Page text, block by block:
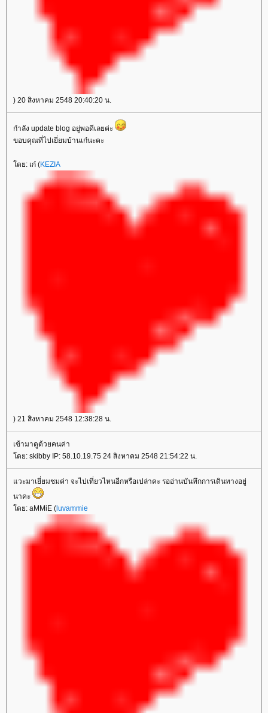
) 20 สิงหาคม 2548 20:40:20 น.
กำลัง update blog อยู่พอดีเลยค่ะ
ขอบคุณที่ไปเยี่ยมบ้านเก๋นะคะ
ดย: เก๋ (KEZIA
) 21 สิงหาคม 2548 12:38:28 น.
เข้ามาดูด้วยคนค่า
ดย: skibby IP: 58.10.19.75 24 สิงหาคม 2548 21:54:22 น.
วะมาเยี่ยมชมค่า จะไปเที่ยวไหนอีกหรือเปล่าคะ รออ่านบันทึกการเดินทางอยู่
นาคะ
ดย: aMMiE ( luvammie